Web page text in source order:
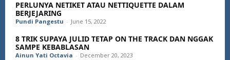
PERLUNYA NETIKET ATAU NETTIQUETTE DALAM
BERJEJARING
Pundi Pangestu - June 15, 2022
8 TRIK SUPAYA JULID TETAP ON THE TRACK DAN NGGAK
SAMPE KEBABLASAN
Ainun Yati Octavia - December 20, 2023